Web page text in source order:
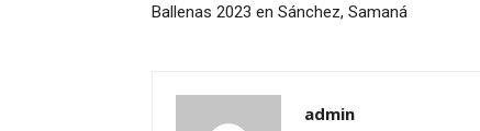
Ballenas 2023 en Sánchez, Samaná
admin